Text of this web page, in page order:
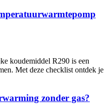
koudemiddel R290 is een
Met deze checklist ontdek je
zonder gas?